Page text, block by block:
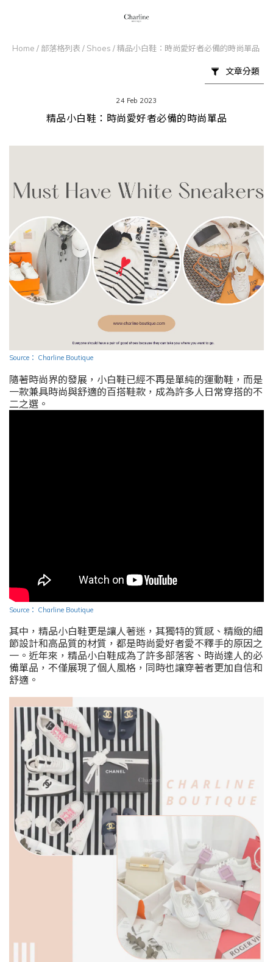
Home / 部落格列表 / Shoes /精品小白鞋：時尚愛好者必備的時尚單品
文章分類
24 Feb 2023
精品小白鞋：時尚愛好者必備的時尚單品
Source ： Charline Boutique
隨著時尚界的發展，小白鞋已經不再是單純的運動鞋，而是
一款兼具時尚與舒適的百搭鞋款，成為許多人日常穿搭的不
二之選。
Source ： Charline Boutique
其中，精品小白鞋更是讓人著迷，其獨特的質感、精緻的細
節設計和高品質的材質，都是時尚愛好者愛不釋手的原因之
一。近年來，精品小白鞋成為了許多部落客、時尚達人的必
備單品，不僅展現了個人風格，同時也讓穿著者更加自信和
舒適。